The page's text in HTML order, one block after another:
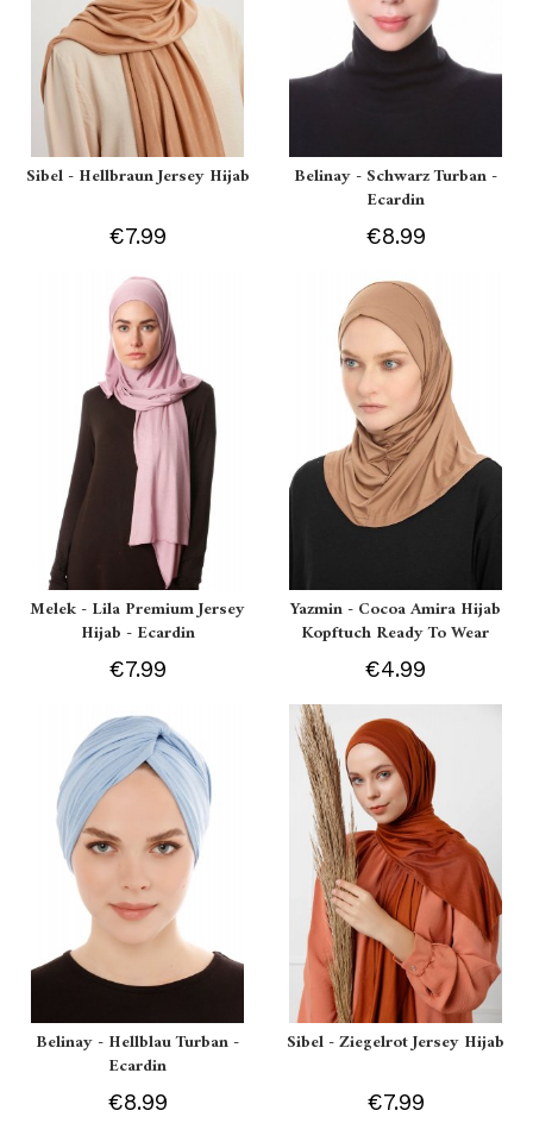
Sibel - Hellbraun Jersey Hijab
€7.99
Belinay - Schwarz Turban -
Ecardin
€8.99
Melek - Lila Premium Jersey
Hijab - Ecardin
€7.99
Yazmin - Cocoa Amira Hijab
Kopftuch Ready To Wear
€4.99
Belinay - Hellblau Turban -
Ecardin
€8.99
Sibel - Ziegelrot Jersey Hijab
€7.99